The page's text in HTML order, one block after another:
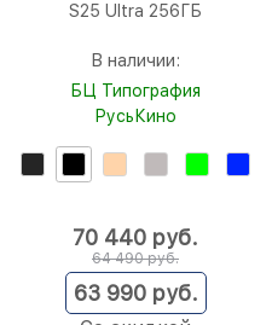
S25 Ultra 256ГБ
В наличии:
БЦ Типография
РусьКино
64 490 руб.
63 990 руб.
70 440 руб.